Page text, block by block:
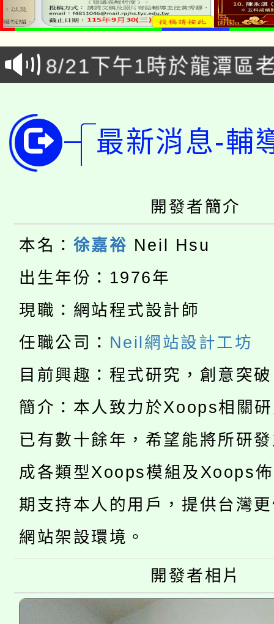
「本色祭」8/29、30在
場熱烈登場!
8/21下午1時於龍潭區
YOUNG桃局內行報名
局官網。
8月14至27日，桃園電
開!
115年桃園市運動會8/
視費優惠，中低收入戶
半價優惠，詳情可洽有
者。
大園自造教育及科技
份教師增能研習
大溪自造教育及科技中
份教師研習
淨零綠生活教案入校路
會
115年食農教育專業人
程
「本色祭」8/29、30在
場熱烈登場!
8/21下午1時於龍潭區
徵才活動。
YOUNG桃局內行報名
局官網。
8月14至27日，桃園電
開!
115年桃園市運動會8/
田徑場及游泳池舉行。
桃園市低收入戶享有免
視費優惠，中低收入戶
半價優惠，詳情可洽有
者。
大園自造教育及科技中
份教師增能研習
大溪自造教育及科技中
份教師研習
淨零綠生活教案入校路
會
115年食農教育專業人
最新消息-輔
開發者簡介
本名： 徐嘉裕 Neil Hsu
出生年份：1976年
現職：網站程式設計師
任職公司： Neil網站設計工坊
目前興趣：程式研究，創意突
簡介：本人致力於Xoops相關
已有數十餘年，希望能將所研
成各類型Xoops模組及Xoops
期支持本人的用戶，提供台灣
網站架設環境。
開發者相片